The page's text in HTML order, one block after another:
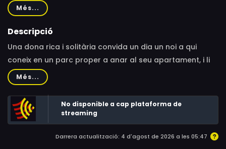
Buckinham, Frank Wade, Rae Brown, Lloyd Berry, Alicia
Ammon, Linda Sorensen, Michael Murphy
Més...
Descripció
Una dona rica i solitària convida un dia un noi a qui
coneix en un parc proper a anar al seu apartament, i li
ofereix que visqui amb ella.
Més...
No disponible a cap plataforma de
streaming
Darrera actualització: 4 d'agost de 2026 a les 05:47